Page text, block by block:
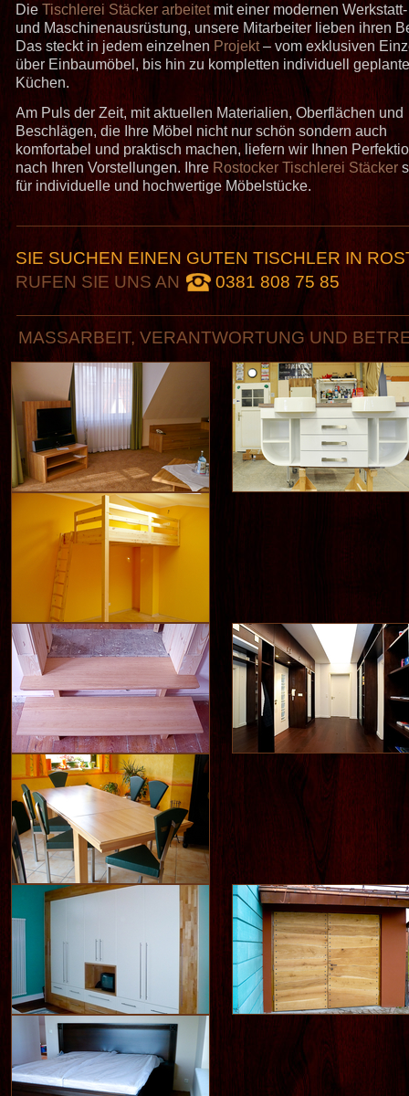
DieTischlerei Stäcker arbeitetmit einer modernen Werkstatt-
und Maschinenausrüstung, unsere Mitarbeiter lieben ihren
Das steckt in jedem einzelnen Projekt– vom exklusiven
über Einbaumöbel, bis hin zu kompletten individuell
Küchen.
Am Puls der Zeit, mit aktuellen Materialien, Oberflächen und
Beschlägen, die Ihre Möbel nicht nur schön sondern auch
komfortabel und praktisch machen, liefern wir Ihnen
nach Ihren Vorstellungen. Ihre Rostocker Tischlerei Stäcker
für individuelle und hochwertige Möbelstücke.
SIE SUCHEN EINEN GUTEN TISCHLER IN
RUFEN SIE UNS AN
0381 808 75 85
MASSARBEIT, VERANTWORTUNG UND
EINBAUMÖBEL
KINDERHOCHBETTEN IN
KIEFERMASSIVHOLZ
INNENTÜREN FLURMÖBEL
EINZELMÖBEL
DACHSCHRÄGENSCHRÄNKE
EINBAU VON DESIGN-